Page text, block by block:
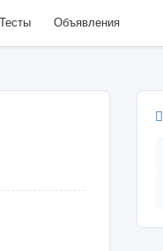
Тесты Объявления